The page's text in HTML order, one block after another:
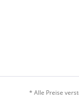
* Alle Preise